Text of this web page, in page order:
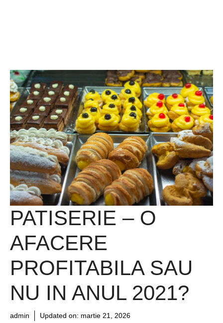
PATISERIE – O
AFACERE
PROFITABILA SAU
NU IN ANUL 2021?
admin Updated on: martie 21, 2026